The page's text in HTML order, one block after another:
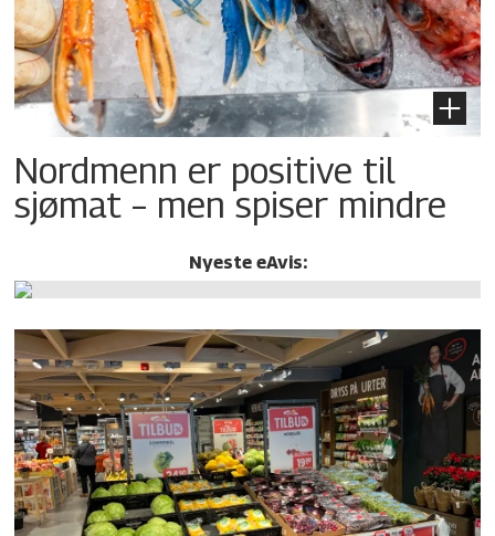
Nordmenn er positive til
sjømat – men spiser mindre
Nyeste eAvis: